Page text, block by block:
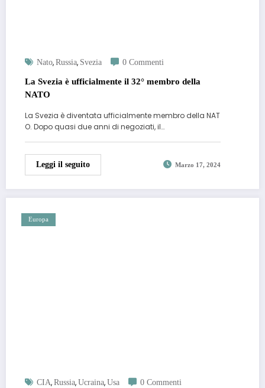
Nato, Russia, Svezia 0 Commenti
La Svezia è ufficialmente il 32° membro della
NATO
La Svezia è diventata ufficialmente membro della NAT
O. Dopo quasi due anni di negoziati, il…
Leggi il seguito Marzo 17, 2024
Europa
CIA, Russia, Ucraina, Usa 0 Commenti